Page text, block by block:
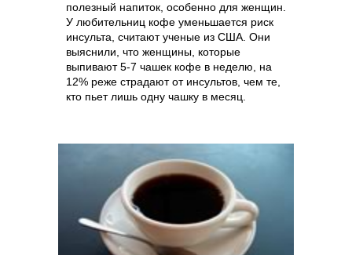
полезный напиток, особенно для женщин.
У любительниц кофе уменьшается риск
инсульта, считают ученые из США. Они
выяснили, что женщины, которые
выпивают 5-7 чашек кофе в неделю, на
12% реже страдают от инсультов, чем те,
кто пьет лишь одну чашку в месяц.